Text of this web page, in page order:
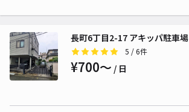
長町6丁目2-17 アキッパ駐車場
5 / 6件
¥700〜 / 日